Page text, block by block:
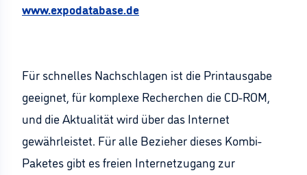
www.expodatabase.de
Für schnelles Nachschlagen ist die Printausgabe
geeignet, für komplexe Recherchen die CD-ROM,
und die Aktualität wird über das Internet
gewährleistet. Für alle Bezieher dieses Kombi-
Paketes gibt es freien Internetzugang zur